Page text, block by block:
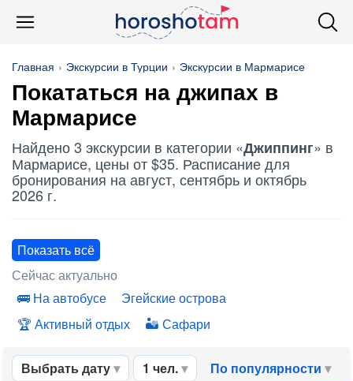
Главная Экскурсии в Турции Экскурсии в Мармарисе
Покататься на джипах в
Мармарисе
Найдено 3 экскурсии в категории «Джиппинг» в
Мармарисе, цены от $35. Расписание для
бронирования на август, сентябрь и октябрь
2026 г.
Показать всё
Сейчас актуально
На автобусе
Эгейские острова
Активный отдых
Сафари
Выбрать дату 1 чел. По популярности